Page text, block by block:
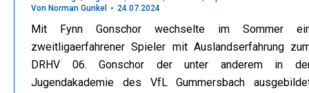
Von Norman Gunkel 24.07.2024
Mit Fynn Gonschor wechselte im Sommer
zweitligaerfahrener Spieler mit Auslandserfahrung
DRHV 06. Gonschor der unter anderem in
Jugendakademie des VfL Gummersbach